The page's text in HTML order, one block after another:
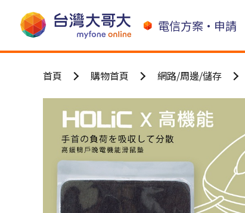
電信方案•申請
首頁 購物首頁 網路/周邊/儲存